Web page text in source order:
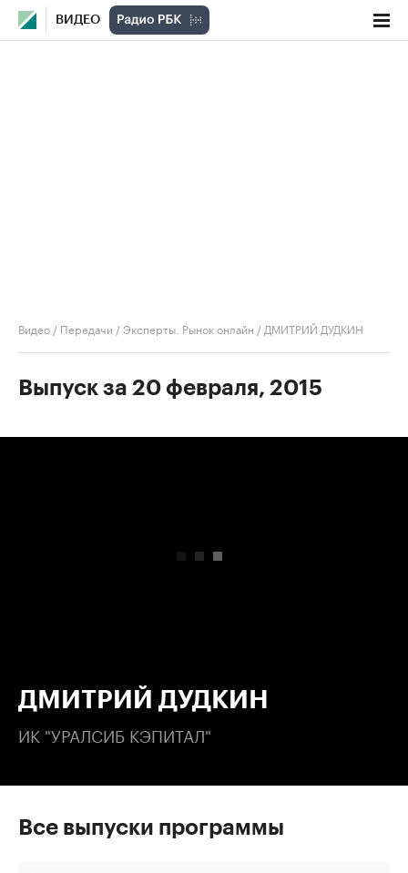
ВИДЕО
Видео / Передачи /Эксперты. Рынок онлайн / ДМИТРИЙ ДУДКИН
Выпуск за 20 февраля, 2015
ДМИТРИЙ ДУДКИН
ИК "УРАЛСИБ КЭПИТАЛ"
Все выпуски программы